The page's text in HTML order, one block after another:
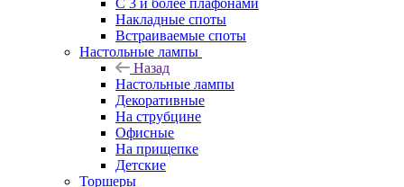
С 3 и более плафонами
Накладные споты
Встраиваемые споты
Настольные лампы
Назад
Настольные лампы
Декоративные
На струбцине
Офисные
На прищепке
Детские
Торшеры